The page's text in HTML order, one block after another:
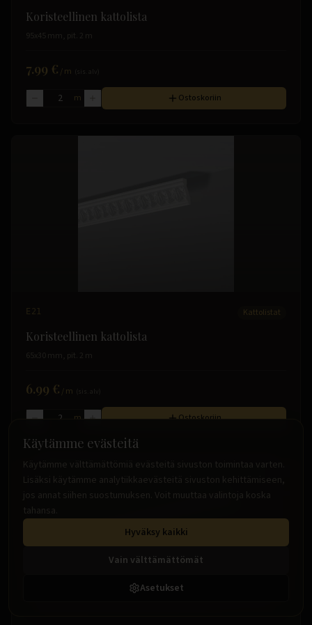
Koristeellinen kattolista
95x45 mm, pit. 2 m
7.99 € /m
m Ostoskoriin
E21 Kattolistat
Koristeellinen kattolista
65x30 mm, pit. 2 m
6.99 € /m
m Ostoskoriin
Käytämme evästeitä
Käytämme välttämättömiä evästeitä sivuston toimintaa varten.
Lisäksi käytämme analytiikkaevästeitä sivuston kehittämiseen,
jos annat siihen suostumuksen. Voit muuttaa valintoja koska
tahansa.
Hyväksy kaikki
Vain välttämättömät
Asetukset